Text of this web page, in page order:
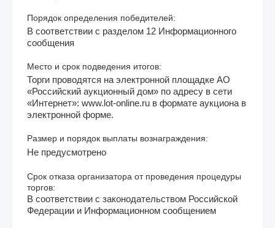
Порядок определения победителей:
В соответствии с разделом 12 Информационного
сообщения
Место и срок подведения итогов:
Торги проводятся на электронной площадке АО
«Российский аукционный дом» по адресу в сети
«Интернет»: www.lot-online.ru в формате аукциона в
электронной форме.
Размер и порядок выплаты вознаграждения:
Не предусмотрено
Срок отказа организатора от проведения процедуры
торгов:
В соответствии с законодательством Российской
Федерации и Информационном сообщением